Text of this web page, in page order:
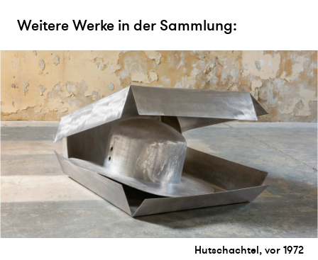
Weitere Werke in der Sammlung:
Hutschachtel, vor 1972